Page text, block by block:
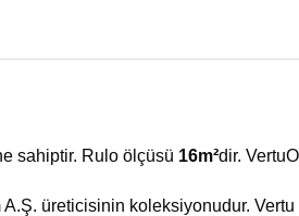
sahiptir. Rulo ölçüsü 16m²dir.
A.Ş. üreticisinin koleksiyonudur.